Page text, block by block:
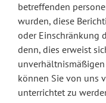
betreffenden
wurden, diese
oder Einschränkung
denn, dies erweist
können Sie von uns
unterrichtet zu